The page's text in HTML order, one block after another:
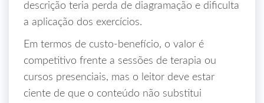
descrição teria perda de diagramação e dificulta
a aplicação dos exercícios.
Em termos de custo‑benefício, o valor é
competitivo frente a sessões de terapia ou
cursos presenciais, mas o leitor deve estar
ciente de que o conteúdo não substitui